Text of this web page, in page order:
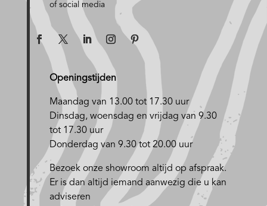
of social media
Openingstijden
Maandag van 13.00 tot 17.30 uur
Dinsdag, woensdag en vrijdag van 9.30
tot 17.30 uur
Donderdag van 9.30 tot 20.00 uur
Bezoek onze showroom altijd op afspraak.
Er is dan altijd iemand aanwezig die u kan
adviseren